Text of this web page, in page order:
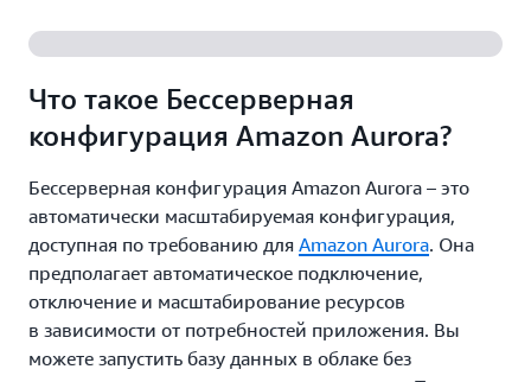
Что такое Бессерверная
конфигурация Amazon Aurora?
Бессерверная конфигурация Amazon Aurora – это
автоматически масштабируемая конфигурация,
доступная по требованию для Amazon Aurora. Она
предполагает автоматическое подключение,
отключение и масштабирование ресурсов
в зависимости от потребностей приложения. Вы
можете запустить базу данных в облаке без